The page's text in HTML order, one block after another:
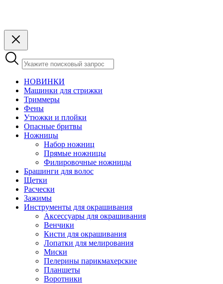
НОВИНКИ
Машинки для стрижки
Триммеры
Фены
Утюжки и плойки
Опасные бритвы
Ножницы
Набор ножниц
Прямые ножницы
Филировочные ножницы
Брашинги для волос
Щетки
Расчески
Зажимы
Инструменты для окрашивания
Аксессуары для окрашивания
Венчики
Кисти для окрашивания
Лопатки для мелирования
Миски
Пелерины парикмахерские
Планшеты
Воротники